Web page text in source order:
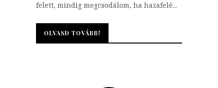
felett, mindig megcsodálom, ha hazafelé...
OLVASD TOVÁBB!
OLVASD TOVÁBB!